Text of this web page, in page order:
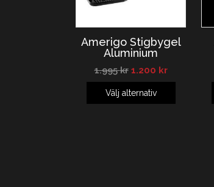
Amerigo Stigbygel
Aluminium
1.995kr 1.200 kr
Välj alternativ